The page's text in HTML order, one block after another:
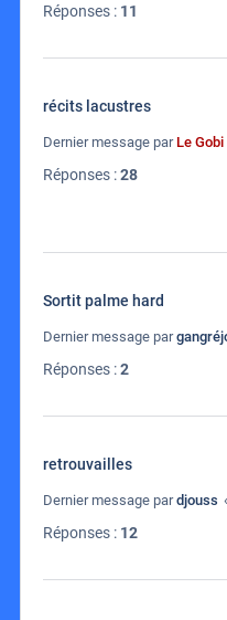
Réponses : 11
récits lacustres
Dernier message par Le Gobi
Réponses :28
Sortit palme hard
Dernier message par
Réponses :2
retrouvailles
Dernier message pardjouss
Réponses : 12